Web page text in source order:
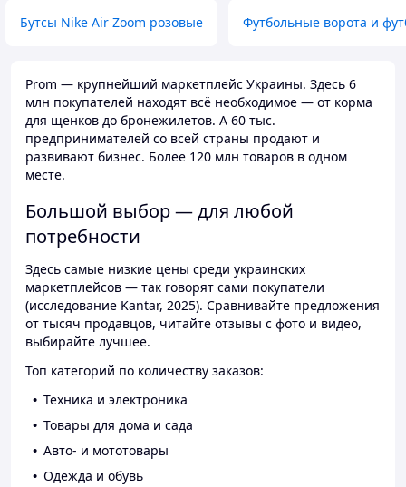
Бутсы Nike Air Zoom розовые Футбольные ворота и
Prom — крупнейший маркетплейс Украины. Здесь 6
млн покупателей находят всё необходимое — от корма
для щенков до бронежилетов. А 60 тыс.
предпринимателей со всей страны продают и
развивают бизнес. Более 120 млн товаров в одном
месте.
Большой выбор — для любой
потребности
Здесь самые низкие цены среди украинских
маркетплейсов — так говорят сами покупатели
(исследование Kantar, 2025). Сравнивайте предложения
от тысяч продавцов, читайте отзывы с фото и видео,
выбирайте лучшее.
Топ категорий по количеству заказов:
Техника и электроника
Товары для дома и сада
Авто- и мототовары
Одежда и обувь